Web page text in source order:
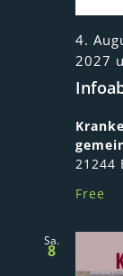
4.
2027
21244
Free
Sa.
8